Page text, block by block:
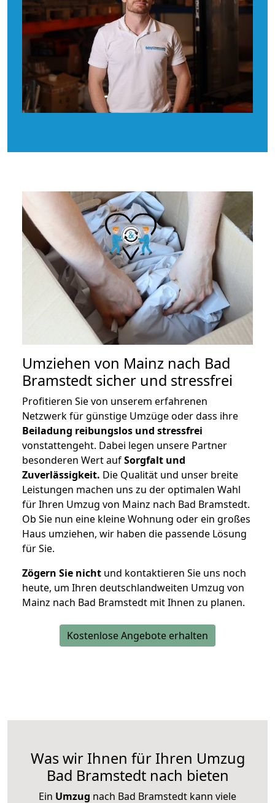
Umziehen von Mainz nach Bad
Bramstedt sicher und stressfrei
Profitieren Sie von unserem erfahrenen
Netzwerk für günstige Umzüge oder dass ihre
Beiladung reibungslos und stressfrei
vonstattengeht. Dabei legen unsere Partner
besonderen Wert aufSorgfalt und
Zuverlässigkeit. Die Qualität und unser breite
Leistungen machen uns zu der optimalen Wahl
für Ihren Umzug von Mainz nach Bad Bramstedt.
Ob Sie nun eine kleine Wohnung oder ein großes
Haus umziehen, wir haben die passende Lösung
für Sie.
Zögern Sie nicht und kontaktieren Sie uns noch
heute, um Ihren deutschlandweiten Umzug von
Mainz nach Bad Bramstedt mit Ihnen zu planen.
Kostenlose Angebote erhalten
Was wir Ihnen für Ihren Umzug
Bad Bramstedt nach bieten
Ein Umzug nach Bad Bramstedt kann viele